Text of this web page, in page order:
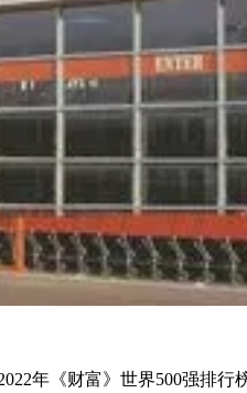
年《财富》世界500强排行